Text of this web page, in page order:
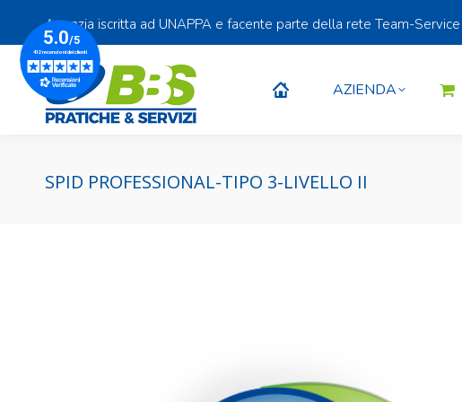
Agenzia iscritta ad UNAPPA e facente parte della rete Team-Service
AZIENDA
SPID PROFESSIONAL-TIPO 3-LIVELLO II
AZIENDA